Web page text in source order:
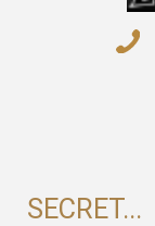
SECRET...